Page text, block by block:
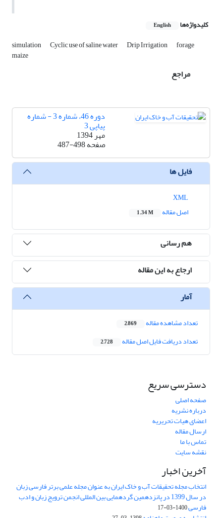
کلیدواژه‌ها English
simulation Cyclic use of saline water Drip Irrigation forage
maize
مراجع
دوره 46، شماره 3 - شماره
پیاپی 3
مهر 1394
صفحه487-498
فایل ها
اصل مقاله
1.34 M
هم رسانی
ارجاع به این مقاله
آمار
تعداد مشاهده مقاله 2,869
تعداد دریافت فایل اصل مقاله 2,728
دسترسی سریع
صفحه اصلی
درباره نشریه
اعضای هیات تحریریه
ارسال مقاله
تماس با ما
نقشه سایت
آخرین اخبار
انتخاب مجله تحقیقات آب و خاک ایران به عنوان مجله علمی برتر فارسی زبان
در سال 1399 در پانزدهمین گردهمایی بین المللی انجمن ترویج زبان و ادب
فارسی1400-03-17